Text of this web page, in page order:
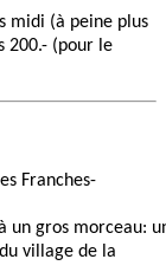
midi (à peine plus
200.- (pour le
Franches-
un gros morceau:
village de la